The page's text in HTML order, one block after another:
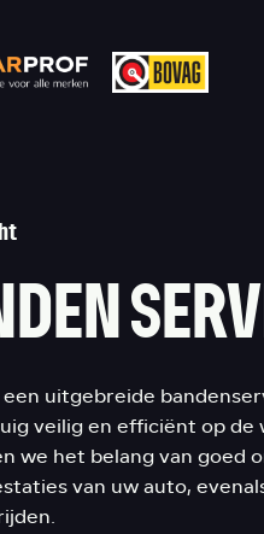
een uitgebreide
veilig en efficiënt op de
we het belang van goed
van uw auto,